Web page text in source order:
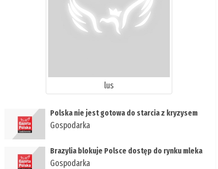
lus
Polska nie jest gotowa do starcia z kryzysem
Gospodarka
Brazylia blokuje Polsce dostęp do rynku mleka
Gospodarka